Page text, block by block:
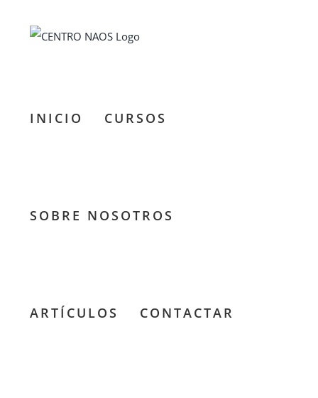
INICIO CURSOS
SOBRE NOSOTROS
ARTÍCULOS CONTACTAR
El viaje
La